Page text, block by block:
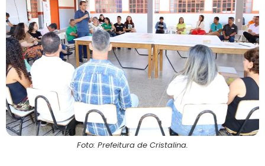
Foto: Prefeitura de Cristalina.